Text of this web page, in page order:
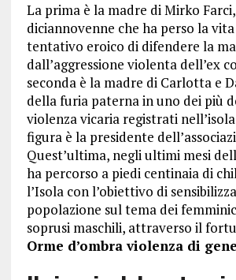
La prima è la madre di Mirko
diciannovenne che ha perso la
tentativo eroico di difendere la
dall’aggressione violenta dell’ex
seconda è la madre di Carlotta e
della furia paterna in uno dei più
violenza vicaria registrati
figura è la presidente
Quest’ultima, negli ultimi mesi
ha percorso a piedi centinaia di
l’Isola con l’obiettivo di
popolazione sul tema dei
soprusi maschili, attraverso il
Orme d’ombra violenza di